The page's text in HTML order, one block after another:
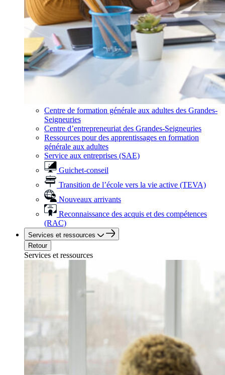
Centre de formation générale aux adultes des Grandes-
Seigneuries
Centre d’entrepreneuriat des Grandes-Seigneuries
Ressources pour des apprentissages en formation
générale aux adultes
Service aux entreprises (SAE)
Guichet-conseil
Transition de l’école vers la vie active (TEVA)
Nouveaux arrivants
Reconnaissance des acquis et des compétences
(RAC)
Services et ressources
Retour
Services et ressources